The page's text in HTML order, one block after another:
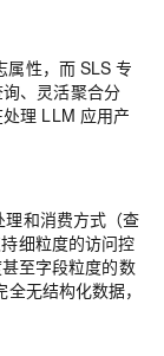
属性，而 SLS 专
、灵活聚合分
理 LLM 应用产
和消费方式（查
细粒度的访问控
至字段粒度的数
无结构化数据，